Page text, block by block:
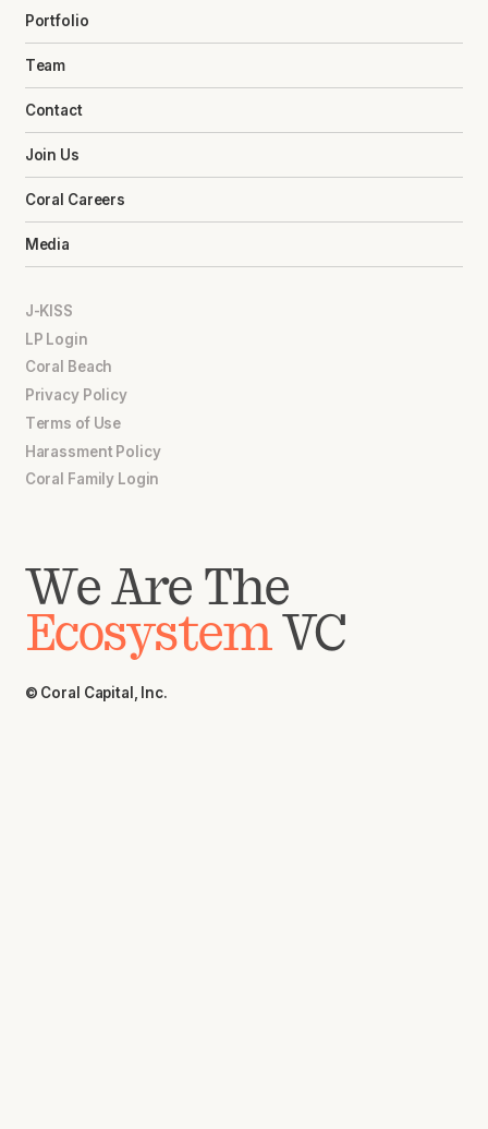
Portfolio
Team
Contact
Join Us
Coral Careers
Media
J-KISS
LP Login
Coral Beach
Privacy Policy
Terms of Use
Harassment Policy
Coral Family Login
We Are The
EcosystemVC
© Coral Capital, Inc.